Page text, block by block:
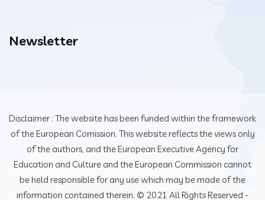
Newsletter
Disclaimer : The website has been funded within the framework
of the European Comission. This website reflects the views only
of the authors, and the European Executive Agency for
Education and Culture and the European Commission cannot
be held responsible for any use which may be made of the
information contained therein. © 2021 All Rights Reserved -